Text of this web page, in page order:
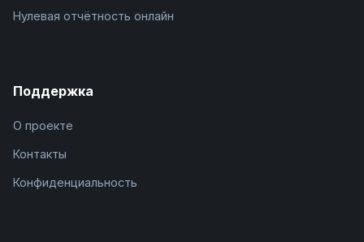
Нулевая отчётность онлайн
Поддержка
О проекте
Контакты
Конфиденциальность